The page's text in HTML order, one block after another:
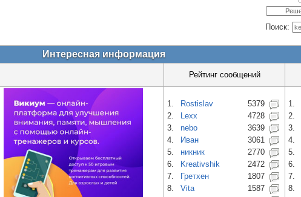
Поиск:
Интересная информация
Рейтинг сообщений
1. Rostislav
5379
2.
Lexx
4728
3.
nebo
3639
4.
Иван
3061
5.
никник
2770
6.
Kreativshik
2472
7.
Гретхен
1807
8.
Vita
1587
1.
2.
3.
4.
5.
6.
7.
8.